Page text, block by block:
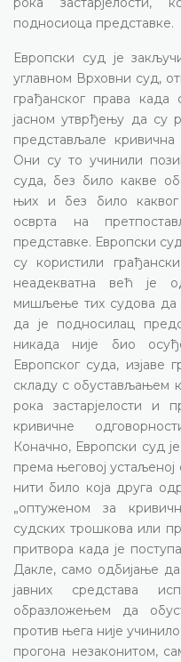
подносиоца представке.
Европски суд је
углавном Врховни суд,
грађанског права када
јасном утврђењу да су
представљале
Они су то учинили
суда, без било какве
њих и без било каквог
осврта на
представке. Европски
су користили
неадекватна већ је
мишљење тих судова да
да је подносилац
никада није био
Европског суда, изјаве
складу с обустављањем
рока застарјелости и
кривичне
Коначно, Европски суд
према његовој устаљеној
нити било која друга
„оптуженом за
судских трошкова или
притвора када је
Дакле, само одбијање
јавних средстава
образложењем да
против њега није
прогона незаконитом,